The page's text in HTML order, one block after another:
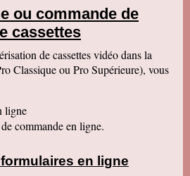
colis. Après visonnage de
reçu les K7 et le disque dur.
et très émus de revoir tout
de nos filles petites, il y
ou commande de
cassettes
de cassettes vidéo dans la
Classique ou Pro Supérieure), vous
ligne
commande en ligne.
en ligne